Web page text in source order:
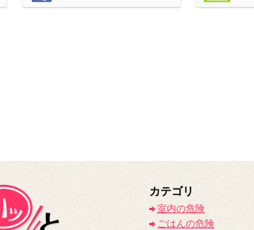
カテゴリ
室内の危険
ごはんの危険